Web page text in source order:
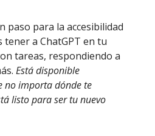
paso para la accesibilidad
tener a ChatGPT en tu
tareas, respondiendo a
Está disponible
no importa dónde te
listo para ser tu nuevo